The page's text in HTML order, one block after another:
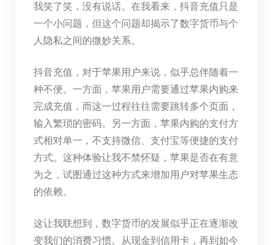
我笑了笑，没有说话。在我看来，抖音充值只是
一个小问题，但这个问题却揭示了数字货币与个
人隐私之间的微妙关系。
抖音充值，对于苹果用户来说，似乎总伴随着一
种不便。一方面，苹果用户需要通过苹果内购来
完成充值，而这一过程往往需要跳转多个页面，
输入繁琐的密码。另一方面，苹果内购的支付方
式相对单一，不支持微信、支付宝等便捷的支付
方式。这种体验让我不禁怀疑，苹果是否在有意
为之，试图通过这种方式来增加用户对苹果生态
的依赖。
这让我联想到，数字货币的发展似乎正在逐渐改
变我们的消费习惯。从现金到信用卡，再到如今